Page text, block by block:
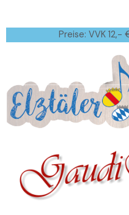
Preise: VVK